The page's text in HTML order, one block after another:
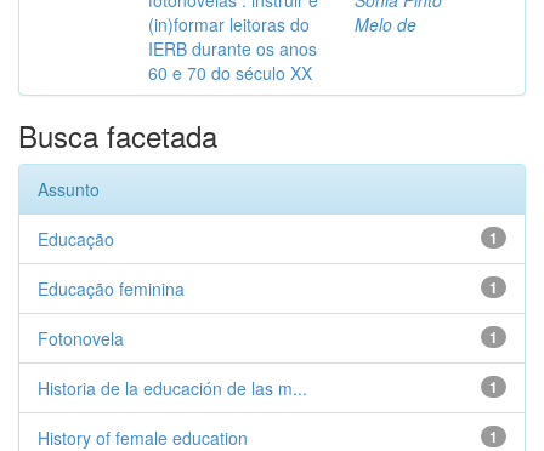
(in)formar leitoras do
IERB durante os anos
60 e 70 do século XX
Melo de
Busca facetada
Assunto
1
Educação
1
Educação feminina
1
Fotonovela
1
Historia de la educación de las m...
1
History of female education